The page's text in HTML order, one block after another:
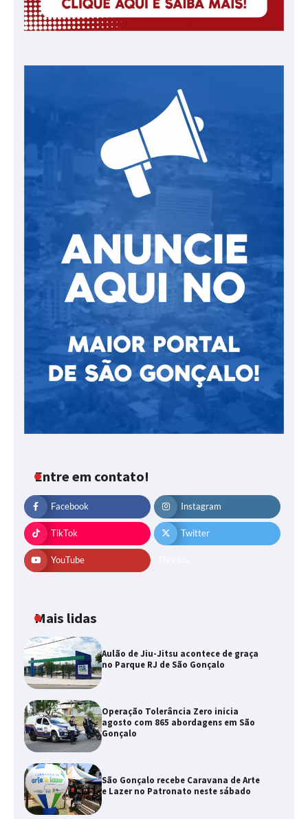
Entre em contato!
Facebook Instagram
TikTok Twitter
YouTube
Mais lidas
Aulão de Jiu-Jitsu acontece de graça
no Parque RJ de São Gonçalo
Operação Tolerância Zero inicia
agosto com 865 abordagens em São
Gonçalo
São Gonçalo recebe Caravana de Arte
e Lazer no Patronato neste sábado